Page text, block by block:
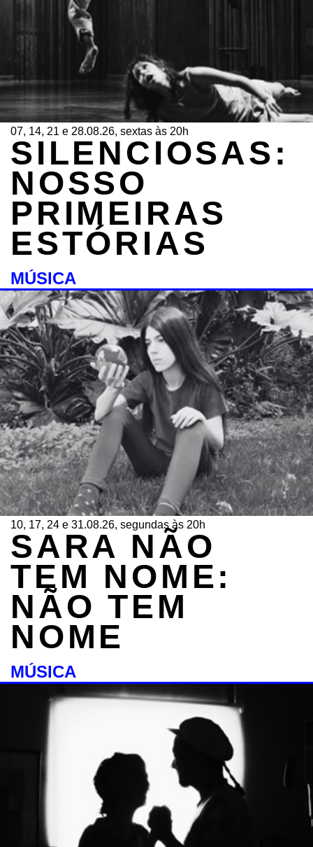
07, 14, 21 e 28.08.26, sextas às 20h
SILENCIOSAS:
NOSSO
PRIMEIRAS
ESTÓRIAS
MÚSICA
10, 17, 24 e 31.08.26, segundas às 20h
SARA NÃO
TEM NOME:
NÃO TEM
NOME
MÚSICA